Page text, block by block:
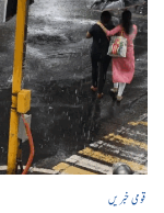
قومی خبریں